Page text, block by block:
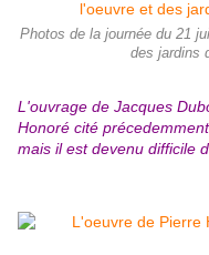
Photos de la journée du 21
des jardins
L'ouvrage de Jacques
Honoré cité
mais il est devenu difficile